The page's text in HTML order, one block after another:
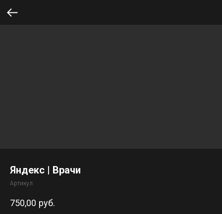
Яндекс | Врачи
Артикул:
750,00 руб.